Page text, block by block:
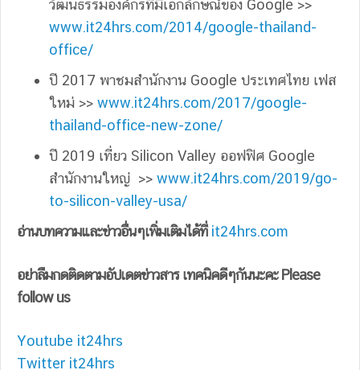
วัฒนธรรมองค์กรที่มีเอกลักษณ์ของ Google >>
www.it24hrs.com/2014/google-thailand-
office/
ปี 2017 พาชมสำนักงาน Google ประเทศไทย เฟส
ใหม่ >> www.it24hrs.com/2017/google-
thailand-office-new-zone/
ปี 2019 เที่ยว Silicon Valley ออฟฟิศ Google
สำนักงานใหญ่ >> www.it24hrs.com/2019/go-
to-silicon-valley-usa/
อ่านบทความและข่าวอื่นๆเพิ่มเติมได้ที่ it24hrs.com
อย่าลืมกดติดตามอัปเดตข่าวสาร เทคนิคดีๆกันนะคะ Please
follow us
Youtube it24hrs
Twitter it24hrs